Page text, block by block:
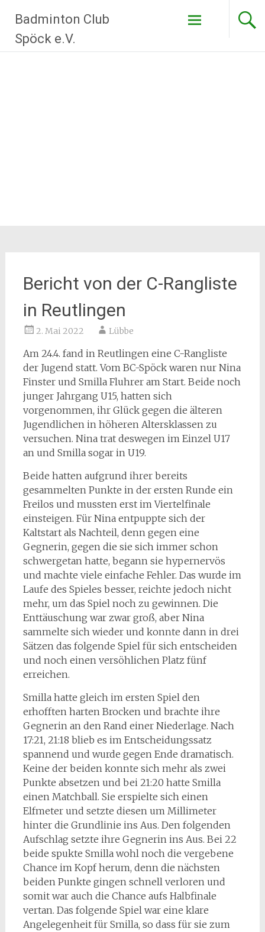
Inhalt
springen
Badminton Club
Spöck e.V.
Bericht von der C-Rangliste
in Reutlingen
2. Mai 2022 Lübbe
Am 24.4. fand in Reutlingen eine C-Rangliste
der Jugend statt. Vom BC-Spöck waren nur Nina
Finster und Smilla Fluhrer am Start. Beide noch
junger Jahrgang U15, hatten sich
vorgenommen, ihr Glück gegen die älteren
Jugendlichen in höheren Altersklassen zu
versuchen. Nina trat deswegen im Einzel U17
an und Smilla sogar in U19.
Beide hatten aufgrund ihrer bereits
gesammelten Punkte in der ersten Runde ein
Freilos und mussten erst im Viertelfinale
einsteigen. Für Nina entpuppte sich der
Kaltstart als Nachteil, denn gegen eine
Gegnerin, gegen die sie sich immer schon
schwergetan hatte, begann sie hypernervös
und machte viele einfache Fehler. Das wurde im
Laufe des Spieles besser, reichte jedoch nicht
mehr, um das Spiel noch zu gewinnen. Die
Enttäuschung war zwar groß, aber Nina
sammelte sich wieder und konnte dann in drei
Sätzen das folgende Spiel für sich entscheiden
und noch einen versöhlichen Platz fünf
erreichen.
Smilla hatte gleich im ersten Spiel den
erhofften harten Brocken und brachte ihre
Gegnerin an den Rand einer Niederlage. Nach
17:21, 21:18 blieb es im Entscheidungssatz
spannend und wurde gegen Ende dramatisch.
Keine der beiden konnte sich mehr als zwei
Punkte absetzen und bei 21:20 hatte Smilla
einen Matchball. Sie erspielte sich einen
Elfmeter und setzte diesen um Millimeter
hinter die Grundlinie ins Aus. Den folgenden
Aufschlag setzte ihre Gegnerin ins Aus. Bei 22
beide spukte Smilla wohl noch die vergebene
Chance im Kopf herum, denn die nächsten
beiden Punkte gingen schnell verloren und
somit war auch die Chance aufs Halbfinale
vertan. Das folgende Spiel war eine klare
Angelegenheit für Smilla, so dass für sie zum